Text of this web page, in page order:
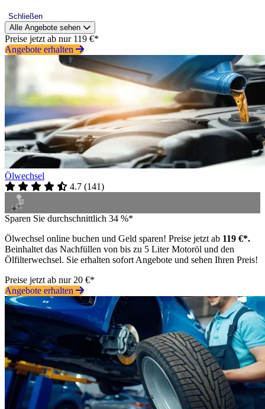
Schließen
Alle Angebote sehen
Preise jetzt ab nur 119 €*
Angebote erhalten
Ölwechsel
4.7 (141)
Sparen Sie durchschnittlich 34 %*
Ölwechsel online buchen und Geld sparen! Preise jetzt ab 119 €*.
Beinhaltet das Nachfüllen von bis zu 5 Liter Motoröl und den
Ölfilterwechsel. Sie erhalten sofort Angebote und sehen Ihren Preis!
Preise jetzt ab nur 20 €*
Angebote erhalten